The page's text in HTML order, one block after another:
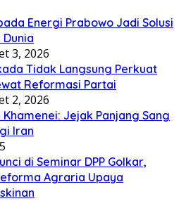
Energi Prabowo Jadi Solusi
3, 2026
Tidak Langsung Perkuat
Reformasi Partai
2, 2026
Jejak Panjang Sang
Iran
di Seminar DPP Golkar,
Agraria Upaya